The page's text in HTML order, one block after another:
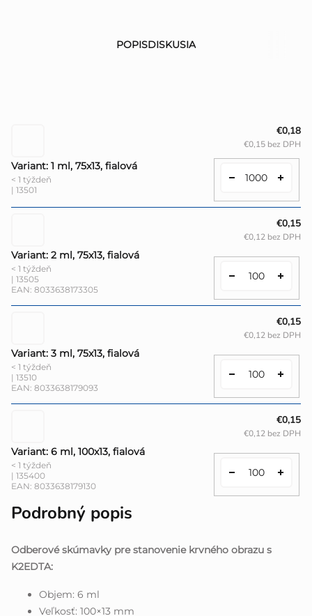
POPISDISKUSIA
Variant: 1 ml, 75x13, fialová
< 1 týždeň
| 13501
€0,18
€0,15 bez DPH
Variant: 2 ml, 75x13, fialová
< 1 týždeň
| 13505
EAN: 8033638173305
€0,15
€0,12 bez DPH
Variant: 3 ml, 75x13, fialová
< 1 týždeň
| 13510
EAN: 8033638179093
€0,15
€0,12 bez DPH
Variant: 6 ml, 100x13, fialová
< 1 týždeň
| 135400
EAN: 8033638179130
€0,15
€0,12 bez DPH
Podrobný popis
Odberové skúmavky pre stanovenie krvného obrazu s
K2EDTA:
Objem: 6 ml
Veľkosť: 100×13 mm